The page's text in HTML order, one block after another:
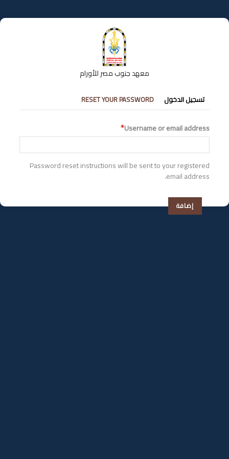
إلى
المحتوى
معهد جنوب مصر للأورام
التبويبات
الأساسية
تسجيل الدخول RESET YOUR PASSWORD
Username or email address
Password reset instructions will be sent to your registered
email address.